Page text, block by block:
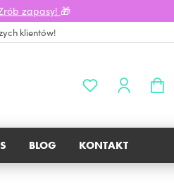
zapasy! 🎁
klientów!
BLOG KONTAKT